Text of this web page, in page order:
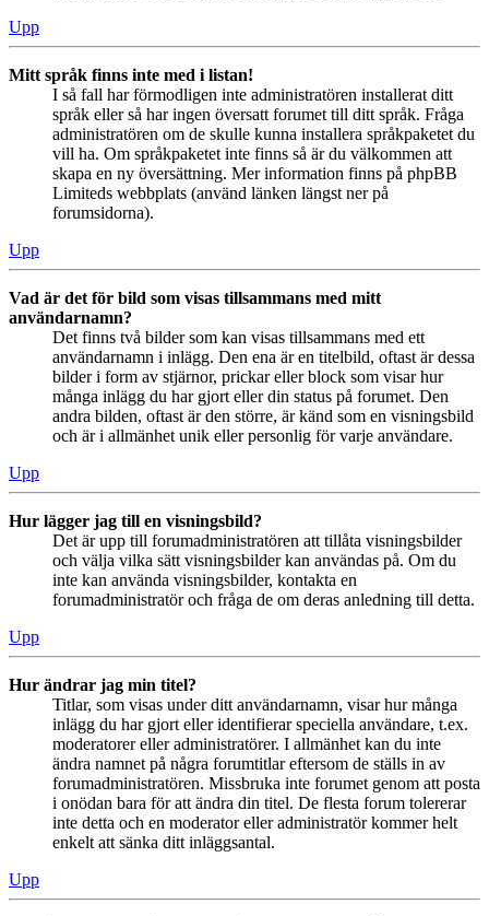
Upp
Mitt språk finns inte med i listan!
I så fall har förmodligen inte administratören installerat ditt
språk eller så har ingen översatt forumet till ditt språk. Fråga
administratören om de skulle kunna installera språkpaketet du
vill ha. Om språkpaketet inte finns så är du välkommen att
skapa en ny översättning. Mer information finns på phpBB
Limiteds webbplats (använd länken längst ner på
forumsidorna).
Upp
Vad är det för bild som visas tillsammans med mitt
användarnamn?
Det finns två bilder som kan visas tillsammans med ett
användarnamn i inlägg. Den ena är en titelbild, oftast är dessa
bilder i form av stjärnor, prickar eller block som visar hur
många inlägg du har gjort eller din status på forumet. Den
andra bilden, oftast är den större, är känd som en visningsbild
och är i allmänhet unik eller personlig för varje användare.
Upp
Hur lägger jag till en visningsbild?
Det är upp till forumadministratören att tillåta visningsbilder
och välja vilka sätt visningsbilder kan användas på. Om du
inte kan använda visningsbilder, kontakta en
forumadministratör och fråga de om deras anledning till detta.
Upp
Hur ändrar jag min titel?
Titlar, som visas under ditt användarnamn, visar hur många
inlägg du har gjort eller identifierar speciella användare, t.ex.
moderatorer eller administratörer. I allmänhet kan du inte
ändra namnet på några forumtitlar eftersom de ställs in av
forumadministratören. Missbruka inte forumet genom att posta
i onödan bara för att ändra din titel. De flesta forum tolererar
inte detta och en moderator eller administratör kommer helt
enkelt att sänka ditt inläggsantal.
Upp